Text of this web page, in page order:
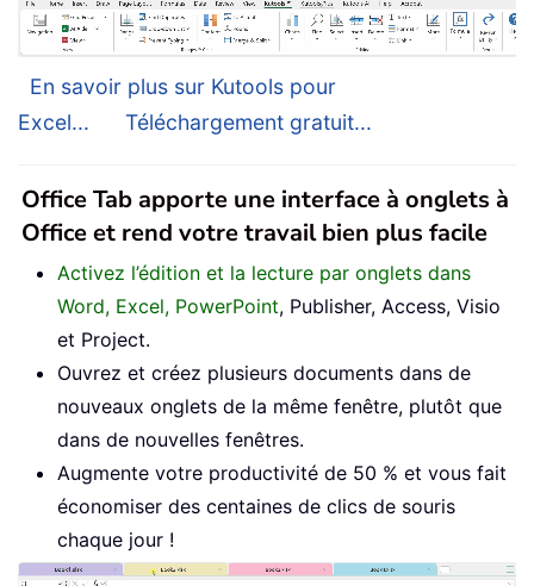
En savoir plus sur Kutools pour
Excel...
Téléchargement gratuit...
Office Tab apporte une interface à onglets à
Office et rend votre travail bien plus facile
Activez l’édition et la lecture par onglets dans
Word, Excel, PowerPoint, Publisher, Access, Visio
et Project.
Ouvrez et créez plusieurs documents dans de
nouveaux onglets de la même fenêtre, plutôt que
dans de nouvelles fenêtres.
Augmente votre productivité de 50 % et vous fait
économiser des centaines de clics de souris
chaque jour !